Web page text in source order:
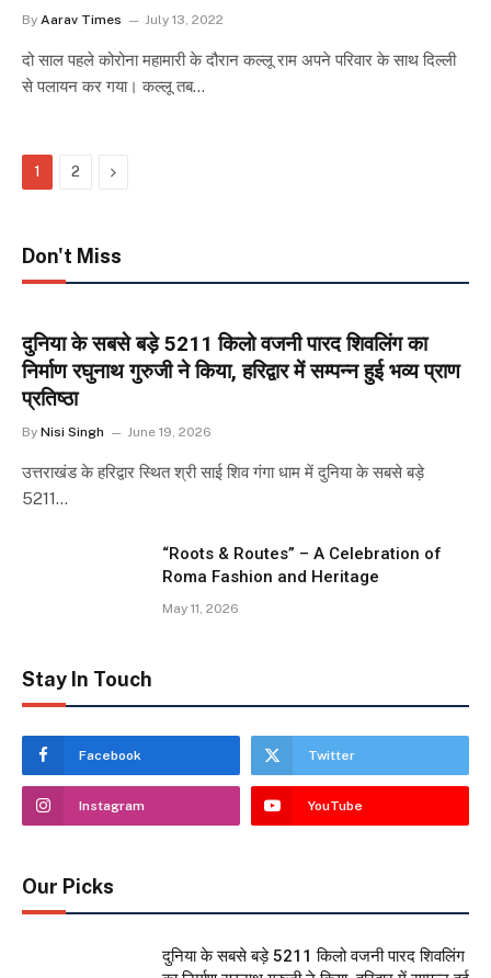
By Aarav Times July 13, 2022
दो साल पहले कोरोना महामारी के दौरान कल्लू राम अपने परिवार के साथ दिल्ली
से पलायन कर गया। कल्लू तब…
1 2 Next
Don't Miss
दुनिया के सबसे बड़े 5211 किलो वजनी पारद शिवलिंग का
निर्माण रघुनाथ गुरुजी ने किया, हरिद्वार में सम्पन्न हुई भव्य प्राण
प्रतिष्ठा
By Nisi Singh June 19, 2026
उत्तराखंड के हरिद्वार स्थित श्री साई शिव गंगा धाम में दुनिया के सबसे बड़े
5211…
“Roots & Routes” – A Celebration of
Roma Fashion and Heritage
May 11, 2026
Stay In Touch
Facebook Twitter
Instagram YouTube
Our Picks
दुनिया के सबसे बड़े 5211 किलो वजनी पारद शिवलिंग